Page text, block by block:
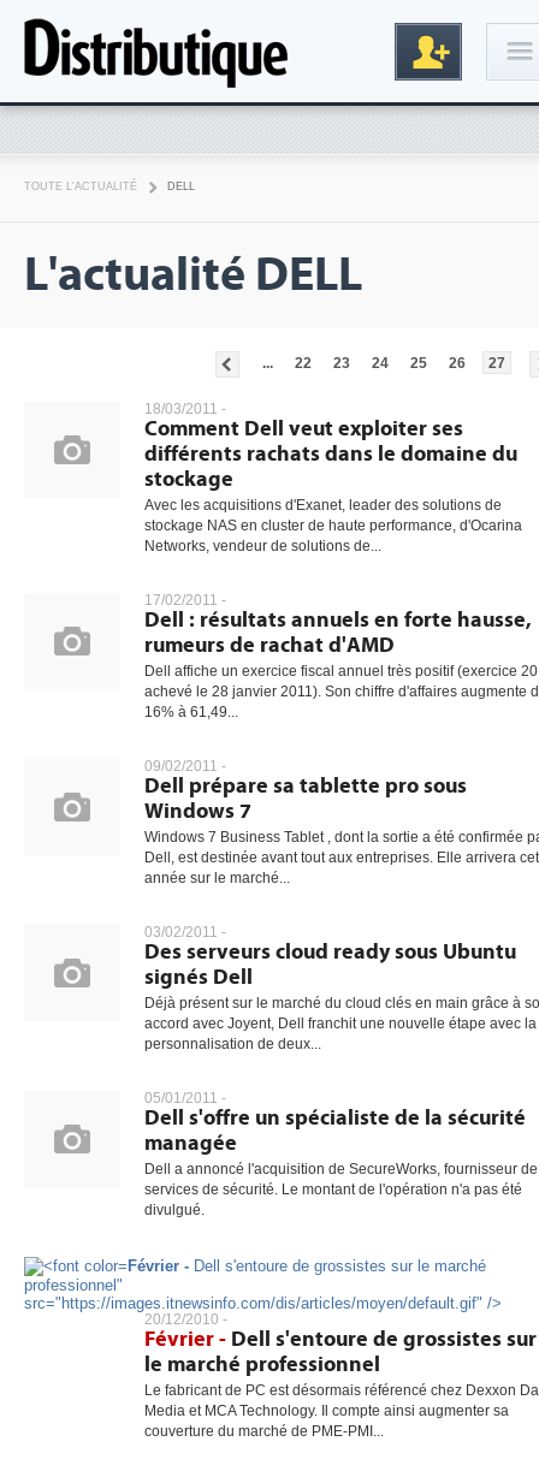
gratuite
TOUTE L'ACTUALITÉ DELL
L'actualité DELL
... 22 23 24 25 26 27
18/03/2011 -
Comment Dell veut exploiter ses
différents rachats dans le domaine du
stockage
Avec les acquisitions d'Exanet, leader des solutions de
stockage NAS en cluster de haute performance, d'Ocarina
Networks, vendeur de solutions de...
17/02/2011 -
Dell : résultats annuels en forte hausse,
rumeurs de rachat d'AMD
Dell affiche un exercice fiscal annuel très positif (exercice
achevé le 28 janvier 2011). Son chiffre d'affaires augmente
16% à 61,49...
09/02/2011 -
Dell prépare sa tablette pro sous
Windows 7
Windows 7 Business Tablet , dont la sortie a été confirmée
Dell, est destinée avant tout aux entreprises. Elle arrivera
année sur le marché...
03/02/2011 -
Des serveurs cloud ready sous Ubuntu
signés Dell
Déjà présent sur le marché du cloud clés en main grâce à
accord avec Joyent, Dell franchit une nouvelle étape avec la
personnalisation de deux...
05/01/2011 -
Dell s'offre un spécialiste de la sécurité
managée
Dell a annoncé l'acquisition de SecureWorks, fournisseur de
services de sécurité. Le montant de l'opération n'a pas été
divulgué.
Février - Dell s'entoure de grossistes sur le marché
professionnel"
src="https://images.itnewsinfo.com/dis/articles/moyen/default.gif" />
20/12/2010 -
Février - Dell s'entoure de grossistes sur
le marché professionnel
Le fabricant de PC est désormais référencé chez Dexxon
Media et MCA Technology. Il compte ainsi augmenter sa
couverture du marché de PME-PMI...